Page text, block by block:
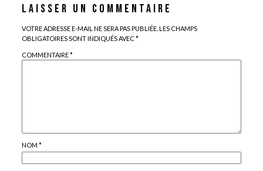
LAISSER UN COMMENTAIRE
VOTRE ADRESSE E-MAIL NE SERA PAS PUBLIÉE. LES CHAMPS
OBLIGATOIRES SONT INDIQUÉS AVEC*
COMMENTAIRE*
NOM *